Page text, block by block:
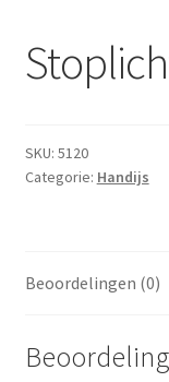
SKU: 5120
Categorie: Handijs
Beoordelingen (0)